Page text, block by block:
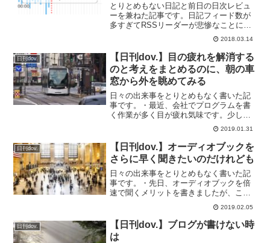
とりとめもない日記と前日の日次レビュ
ーを兼ねた記事です。日記フィード数が
多すぎてRSSリーダーが悲惨なことにな
る皆さんのブログの更新情報を入手する
ためにRSSリーダーを使用しておりま
す。PCではGoogleReaderからfeedlyを経
て...
2018.03.14
日刊dov.
【日刊dov.】目の疲れを解消する
のと考えをまとめるのに、朝の車
窓から外を眺めてみる
日々の出来事をとりとめもなく書いた記
事です。・最近、会社でプログラムを書
く作業が多く目が疲れ気味です。少しで
も目の疲れを解消するために、出勤時は
列車から車窓を眺めることにしました。
帰宅時は暗くなっていて遠景どころじゃ
ないですから朝に。いつも...
2019.01.31
日刊dov.
【日刊dov.】オーディオブックを
さらに早く聞きたいのだけれども
日々の出来事をとりとめもなく書いた記
事です。・先日、オーディオブックを倍
速で聞くメリットを書きましたが、ここ
数日は倍速ではなくさらにはやい速度で
聞くことを試しています。2倍ではなく
て、2.5倍ぐらいで聞く練習です。先日の
記事でも書きましたが...
2019.02.05
日刊dov.
【日刊dov.】ブログが書けない時
は